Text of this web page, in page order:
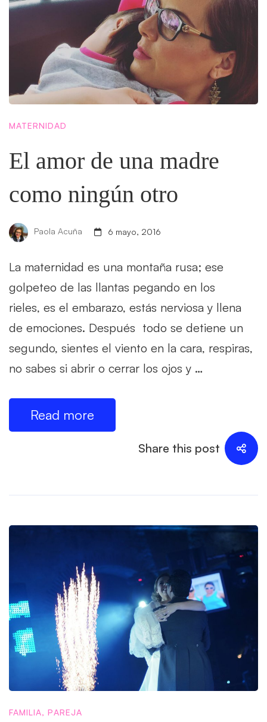
MATERNIDAD
El amor de una madre
como ningún otro
Paola Acuña 6 mayo, 2016
La maternidad es una montaña rusa; ese
golpeteo de las llantas pegando en los
rieles, es el embarazo, estás nerviosa y llena
de emociones. Después todo se detiene un
segundo, sientes el viento en la cara, respiras,
no sabes si abrir o cerrar los ojos y …
Read more
Share this post
FAMILIA, PAREJA